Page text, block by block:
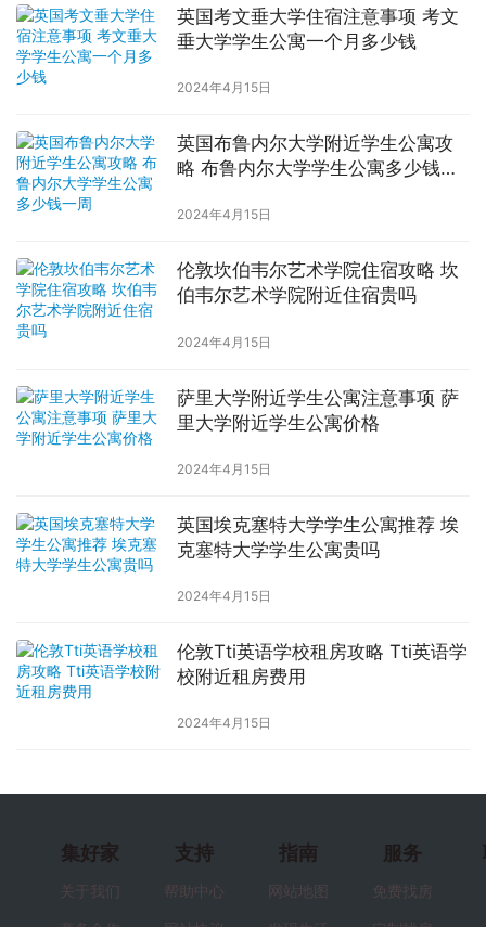
英国考文垂大学住宿注意事项 考文
垂大学学生公寓一个月多少钱
2024年4月15日
英国布鲁内尔大学附近学生公寓攻
略 布鲁内尔大学学生公寓多少钱一
2024年4月15日
伦敦坎伯韦尔艺术学院住宿攻略 坎
伯韦尔艺术学院附近住宿贵吗
2024年4月15日
萨里大学附近学生公寓注意事项 萨
里大学附近学生公寓价格
2024年4月15日
英国埃克塞特大学学生公寓推荐 埃
克塞特大学学生公寓贵吗
2024年4月15日
伦敦Tti英语学校租房攻略 Tti英语学
校附近租房费用
2024年4月15日
集好家
关于我们
支持
帮助中心
指南
网站地图
服务
免费找房